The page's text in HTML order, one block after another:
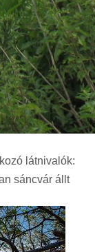
látnivalók:
sáncvár állt